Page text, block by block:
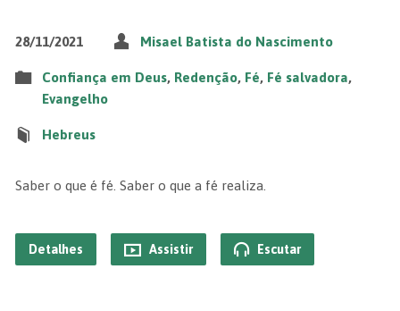
28/11/2021 Misael Batista do Nascimento
Confiança em Deus, Redenção, Fé, Fé salvadora,
Evangelho
Hebreus
Saber o que é fé. Saber o que a fé realiza.
Detalhes Assistir Escutar